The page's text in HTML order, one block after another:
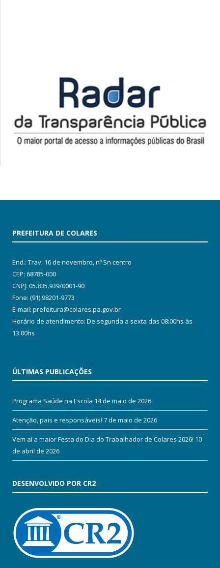
PREFEITURA DE COLARES
End.: Trav. 16 de novembro, nº Sn centro
CEP: 68785-000
CNPJ: 05.835.939/0001-90
Fone: (91) 98201-9773
E-mail: prefeitura@colares.pa.gov.br
Horário de atendimento: De segunda a sexta das 08:00hs às
13:00hs
ÚLTIMAS PUBLICAÇÕES
Programa Saúde na Escola 14 de maio de 2026
Atenção, pais e responsáveis! 7 de maio de 2026
Vem aí a maior Festa do Dia do Trabalhador de Colares 2026! 10
de abril de 2026
DESENVOLVIDO POR CR2